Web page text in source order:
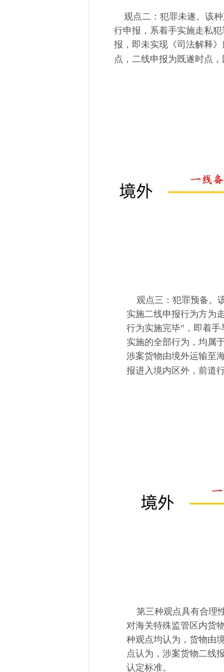
观点二：犯罪未遂。 该
行申报 ，系着手实施走私犯
报，即未实现 《司法解释
点，二线申报为既遂时点
观点三：犯罪预备。
实施二线申报行为方为
行为实施完毕” ，即着
实施的全部行为，均属
涉案货物由境外运输至
报进入境内区外 ，前道
第三种观点具有合理
对海关特殊监管区内货
种观点均认为，货物由
点认为，涉案货物二线
认定标准。